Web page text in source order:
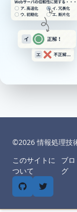
©︎2026情報処理技
このサイトに
ついて
ブロ
グ